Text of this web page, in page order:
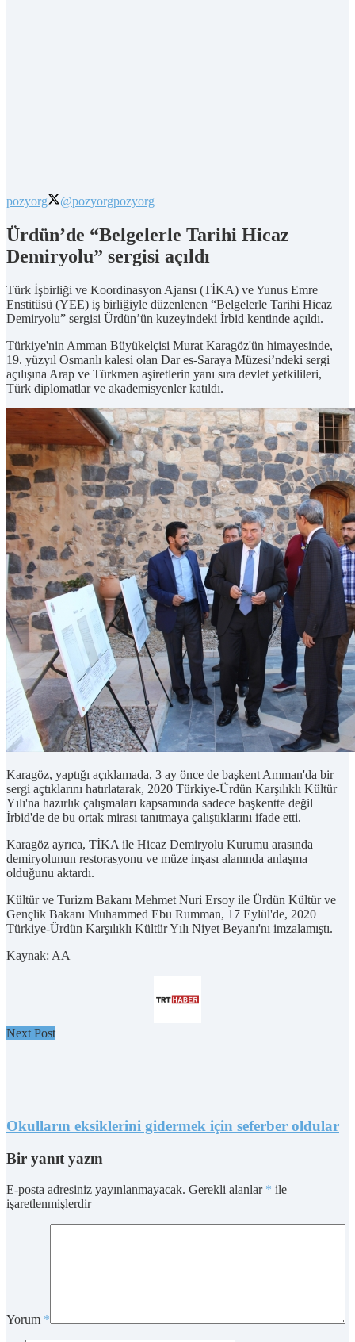
pozyorg @pozyorgpozyorg
Ürdün’de “Belgelerle Tarihi Hicaz
Demiryolu” sergisi açıldı
Türk İşbirliği ve Koordinasyon Ajansı (TİKA) ve Yunus Emre
Enstitüsü (YEE) iş birliğiyle düzenlenen “Belgelerle Tarihi Hicaz
Demiryolu” sergisi Ürdün’ün kuzeyindeki İrbid kentinde açıldı.
Türkiye'nin Amman Büyükelçisi Murat Karagöz'ün himayesinde,
19. yüzyıl Osmanlı kalesi olan Dar es-Saraya Müzesi’ndeki sergi
açılışına Arap ve Türkmen aşiretlerin yanı sıra devlet yetkilileri,
Türk diplomatlar ve akademisyenler katıldı.
Karagöz, yaptığı açıklamada, 3 ay önce de başkent Amman'da bir
sergi açtıklarını hatırlatarak, 2020 Türkiye-Ürdün Karşılıklı Kültür
Yılı'na hazırlık çalışmaları kapsamında sadece başkentte değil
İrbid'de de bu ortak mirası tanıtmaya çalıştıklarını ifade etti.
Karagöz ayrıca, TİKA ile Hicaz Demiryolu Kurumu arasında
demiryolunun restorasyonu ve müze inşası alanında anlaşma
olduğunu aktardı.
Kültür ve Turizm Bakanı Mehmet Nuri Ersoy ile Ürdün Kültür ve
Gençlik Bakanı Muhammed Ebu Rumman, 17 Eylül'de, 2020
Türkiye-Ürdün Karşılıklı Kültür Yılı Niyet Beyanı'nı imzalamıştı.
Kaynak: AA
Next Post
Okulların eksiklerini gidermek için seferber oldular
Bir yanıt yazın
E-posta adresiniz yayınlanmayacak. Gerekli alanlar * ile
işaretlenmişlerdir
Yorum *